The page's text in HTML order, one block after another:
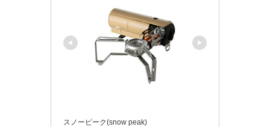
スノーピーク(snow peak)